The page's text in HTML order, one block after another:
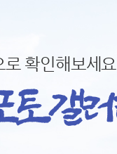
확인해보세요